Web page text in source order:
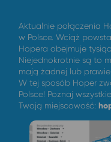
Aktualnie połączenia
w Polsce. Wciąż
Hopera obejmuje
Niejednokrotnie są to
mają żadnej lub
W tej sposób Hoper
Polsce! Poznaj
Twoją miejscowość: